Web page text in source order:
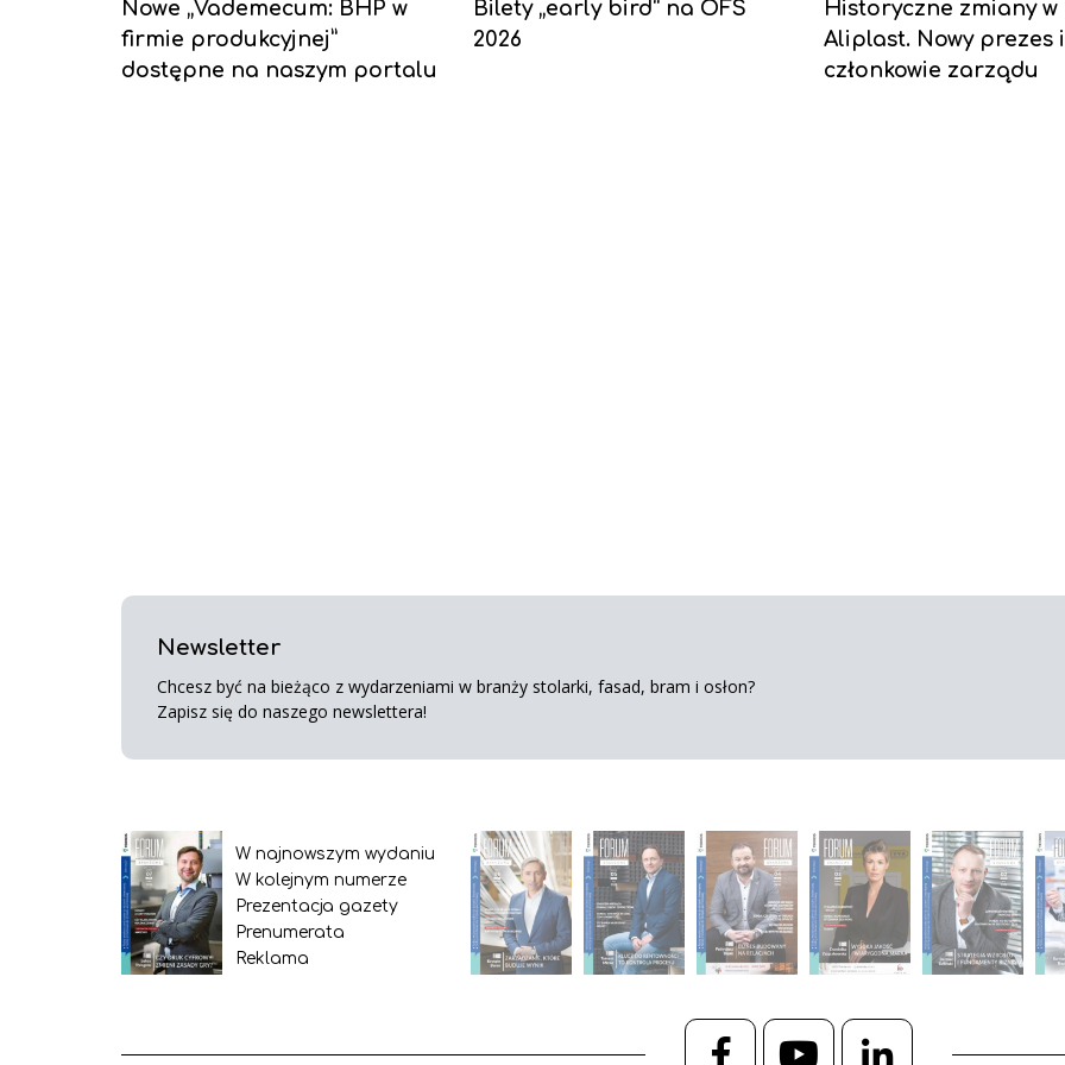
Nowe „Vademecum: BHP w
firmie produkcyjnej”
dostępne na naszym portalu
Bilety „early bird” na OFS
2026
Historyczne zmiany w
Aliplast. Nowy prezes i
członkowie zarządu
Newsletter
Chcesz być na bieżąco z wydarzeniami w branży stolarki, fasad, bram i osłon?
Zapisz się do naszego newslettera!
W najnowszym wydaniu
W kolejnym numerze
Prezentacja gazety
Prenumerata
Reklama
FacebookYouTube
LinkedIn